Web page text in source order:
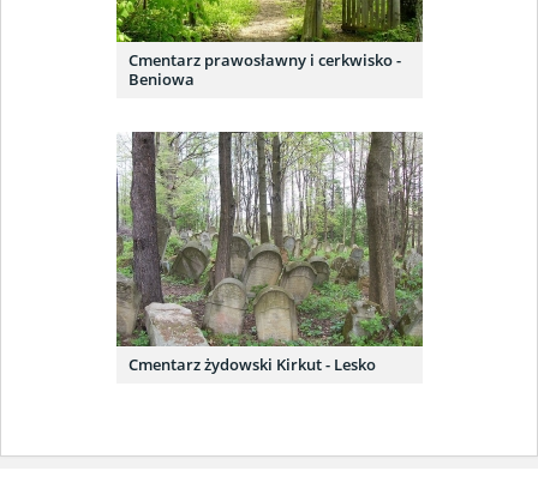
Cmentarz prawosławny i cerkwisko -
Beniowa
Cmentarz żydowski Kirkut - Lesko